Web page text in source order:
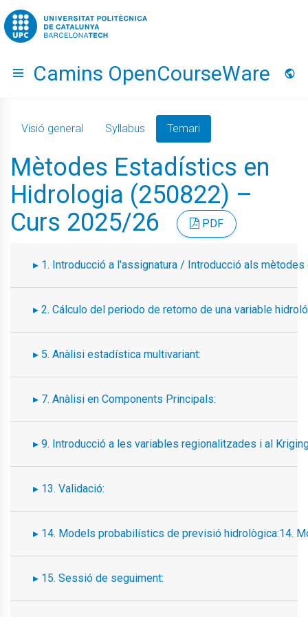
Go to upc.edu
Hide menu
Camins OpenCourseWare
Visió general Syllabus Temari
Mètodes Estadístics en
Hidrologia (250822) –
Curs 2025/26
PDF
1. Introducció a l'assignatura / Introducció als
2. Cálculo del periodo de retorno de una variable
5. Anàlisi estadística multivariant:
7. Anàlisi en Components Principals:
9. Introducció a les variables regionalitzades i al
13. Validació:
14. Models probabilístics de previsió hidrològica:14.
15. Sessió de seguiment: